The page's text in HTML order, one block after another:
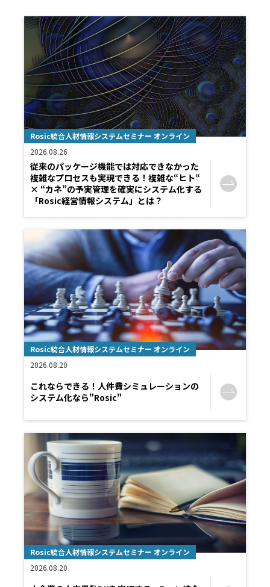
Rosic統合人材情報システムセミナー オンライン
2026.08.26
従来のパッケージ機能では対応できなかった
複雑なプロセスも実現できる！複雑な“ヒト“
× “カネ”の予実管理を確実にシステム化する
「Rosic経営情報システム」とは？
Rosic統合人材情報システムセミナー オンライン
2026.08.20
これならできる！人件費シミュレーションの
システム化なら"Rosic"
Rosic統合人材情報システムセミナー オンライン
2026.08.20